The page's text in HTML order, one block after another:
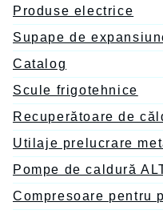
Produse electrice
Supape de
Catalog
Scule frigotehnice
Recuperătoare de
Utilaje prelucrare
Pompe de caldură
Compresoare pentru